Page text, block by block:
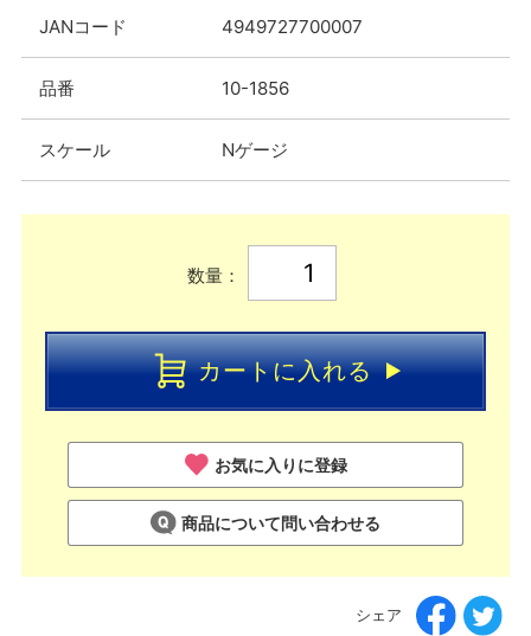
JANコード 4949727700007
品番 10-1856
スケール Nゲージ
数量：
カートに入れる
お気に入りに登録
商品について問い合わせる
シェア